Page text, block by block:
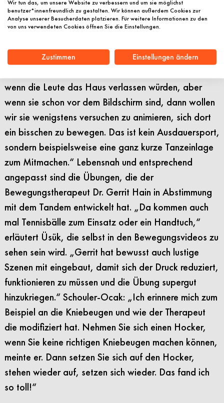
folgt eine Übung. Diese Verquickung von inhaltlichem
Input mit der Anregung, sich kurz zu bewegen, ist
wie niedrigschwellig das entwickelte
wenn die Leute das Haus verlassen würden, aber
wenn sie schon vor dem Bildschirm sind, dann wollen
wir sie wenigstens versuchen zu animieren, sich dort
ein bisschen zu bewegen. Das ist kein Ausdauersport,
sondern beispielsweise eine ganz kurze Tanzeinlage
zum Mitmachen.“ Lebensnah und entsprechend
angepasst sind die Übungen, die der
Bewegungstherapeut Dr. Gerrit Hain in Abstimmung
mit dem Tandem entwickelt hat. „Da kommen auch
mal Tennisbälle zum Einsatz oder ein Handtuch,“
erläutert Üsük, die selbst in den Bewegungsvideos zu
sehen sein wird. „Gerrit hat bewusst auch lustige
Szenen mit eingebaut, damit sich der Druck reduziert,
funktionieren zu müssen und die Übung supergut
hinzukriegen.“ Schouler-Ocak: „Ich erinnere mich zum
Beispiel an die Kniebeugen und wie der Therapeut
die modifiziert hat. Nehmen Sie sich einen Hocker,
wenn Sie keine richtigen Kniebeugen machen können,
meinte er. Dann setzen Sie sich auf den Hocker,
stehen wieder auf, setzen sich wieder. Das fand ich
so toll!“
Wir tun das, um unsere Website zu verbessern und um sie möglichst
benutzer*innenfreundlich zu gestalten. Wir können außerdem Cookies zur
Analyse unserer Besucherdaten platzieren. Für weitere Informationen zu den
von uns verwendeten Cookies öffnen Sie die Einstellungen.
Zustimmen Einstellungen ändern